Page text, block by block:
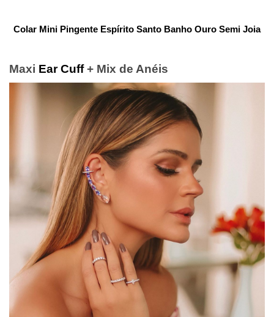
Colar Mini Pingente Espírito Santo Banho Ouro Semi Joia
Maxi Ear Cuff+ Mix de Anéis